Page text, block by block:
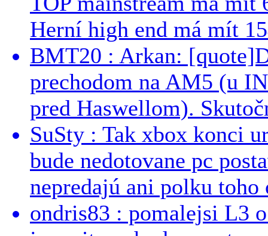
Herní high end má mít
BMT20 : Arkan:
prechodom na AM5 (u
pred Haswellom).
SuSty : Tak xbox konci
bude nedotovane pc
nepredajú ani polku toho
ondris83 : pomalejsi L3